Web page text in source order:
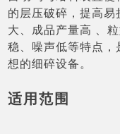
的层压破碎，提高
大、成品产量高 、
稳、噪声低等特点，
想的细碎设备。
适用范围